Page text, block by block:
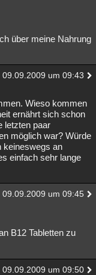
über meine Nahrung
09.09.2009 um 09:43
Wieso kommen
ernährt sich schon
letzten paar
möglich war? Würde
keineswegs an
einfach sehr lange
09.09.2009 um 09:45
B12 Tabletten zu
09.09.2009 um 09:50